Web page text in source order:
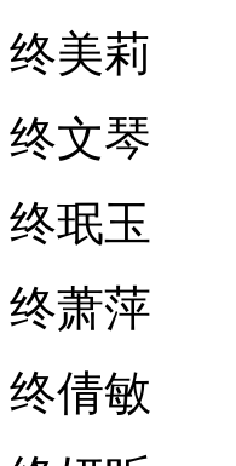
终美莉
终文琴
终珉玉
终萧萍
终倩敏